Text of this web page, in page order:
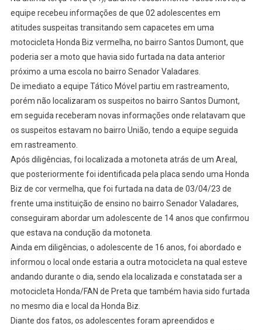
equipe recebeu informações de que 02 adolescentes em
atitudes suspeitas transitando sem capacetes em uma
motocicleta Honda Biz vermelha, no bairro Santos Dumont, que
poderia ser a moto que havia sido furtada na data anterior
próximo a uma escola no bairro Senador Valadares.
De imediato a equipe Tático Móvel partiu em rastreamento,
porém não localizaram os suspeitos no bairro Santos Dumont,
em seguida receberam novas informações onde relatavam que
os suspeitos estavam no bairro União, tendo a equipe seguida
em rastreamento.
Após diligências, foi localizada a motoneta atrás de um Areal,
que posteriormente foi identificada pela placa sendo uma Honda
Biz de cor vermelha, que foi furtada na data de 03/04/23 de
frente uma instituição de ensino no bairro Senador Valadares,
conseguiram abordar um adolescente de 14 anos que confirmou
que estava na condução da motoneta.
Ainda em diligências, o adolescente de 16 anos, foi abordado e
informou o local onde estaria a outra motocicleta na qual esteve
andando durante o dia, sendo ela localizada e constatada ser a
motocicleta Honda/FAN de Preta que também havia sido furtada
no mesmo dia e local da Honda Biz.
Diante dos fatos, os adolescentes foram apreendidos e